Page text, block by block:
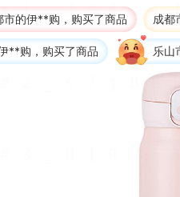
伊**购，购买了商品
，购买了商品
成都市
乐山市